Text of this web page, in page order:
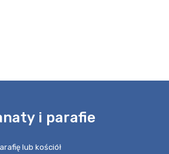
i parafie
lub kościół